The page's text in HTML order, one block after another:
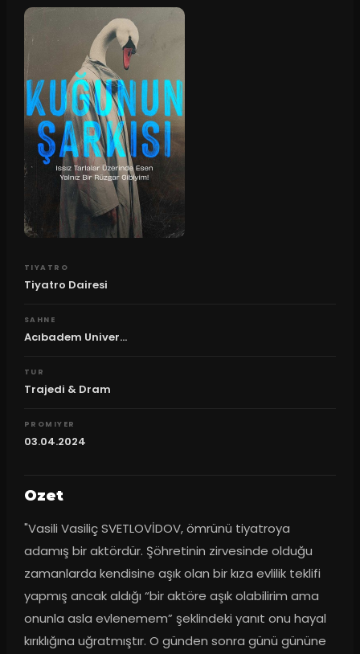
TIYATRO
Tiyatro Dairesi
SAHNE
Acıbadem Univer...
TUR
Trajedi & Dram
PROMIYER
03.04.2024
Ozet
"Vasili Vasiliç SVETLOVİDOV, ömrünü tiyatroya
adamış bir aktördür. Şöhretinin zirvesinde olduğu
zamanlarda kendisine aşık olan bir kıza evlilik teklifi
yapmış ancak aldığı “bir aktöre aşık olabilirim ama
onunla asla evlenemem” şeklindeki yanıt onu hayal
kırıklığına uğratmıştır. O günden sonra günü gününe